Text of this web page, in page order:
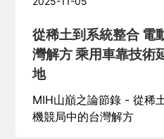
從稀土到系統整合 電
灣解方 乘用車靠技術
地
MIH山巔之論節錄 - 從稀
機競局中的台灣解方